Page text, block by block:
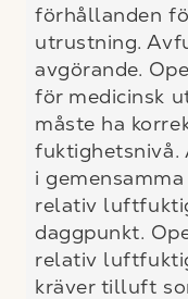
förhållanden
utrustning.
avgörande.
för medicinsk
måste ha
fuktighetsnivå.
i
relativ
daggpunkt.
relativ
kräver tilluft